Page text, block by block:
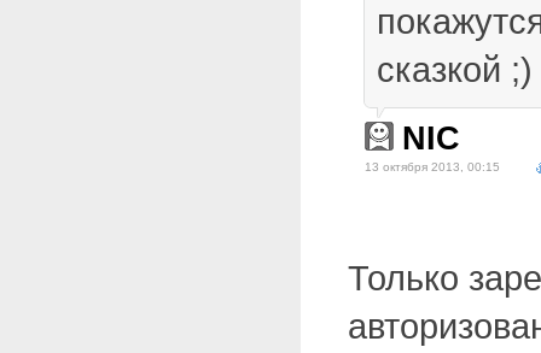
сказкой ;)
NIC
13 октября 2013, 00:15
Только